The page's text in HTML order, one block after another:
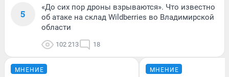
5
«До сих пор дроны взрываются». Что известно
об атаке на склад Wildberries во Владимирской
области
102 213 18
МНЕНИЕ МНЕНИЕ